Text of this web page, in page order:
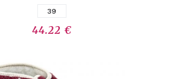
39
44.22 €